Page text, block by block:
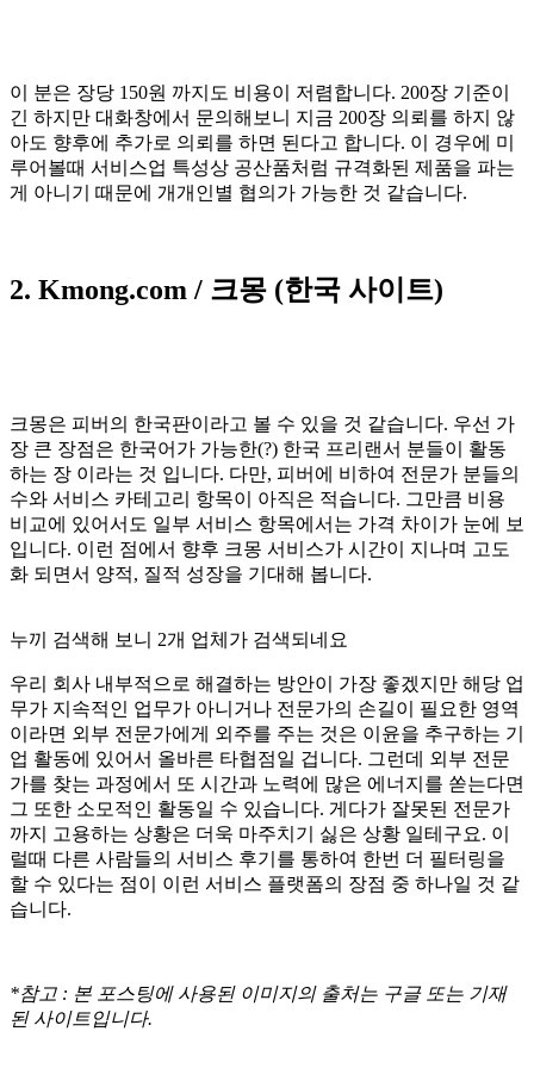
이 분은 장당 150원 까지도 비용이 저렴합니다. 200장 기준이
긴 하지만 대화창에서 문의해보니 지금 200장 의뢰를 하지 않
아도 향후에 추가로 의뢰를 하면 된다고 합니다. 이 경우에 미
루어볼때 서비스업 특성상 공산품처럼 규격화된 제품을 파는
게 아니기 때문에 개개인별 협의가 가능한 것 같습니다.
2. Kmong.com / 크몽 (한국 사이트)
크몽은 피버의 한국판이라고 볼 수 있을 것 같습니다. 우선 가
장 큰 장점은 한국어가 가능한(?) 한국 프리랜서 분들이 활동
하는 장 이라는 것 입니다. 다만, 피버에 비하여 전문가 분들의
수와 서비스 카테고리 항목이 아직은 적습니다. 그만큼 비용
비교에 있어서도 일부 서비스 항목에서는 가격 차이가 눈에 보
입니다. 이런 점에서 향후 크몽 서비스가 시간이 지나며 고도
화 되면서 양적, 질적 성장을 기대해 봅니다.
누끼 검색해 보니 2개 업체가 검색되네요
우리 회사 내부적으로 해결하는 방안이 가장 좋겠지만 해당 업
무가 지속적인 업무가 아니거나 전문가의 손길이 필요한 영역
이라면 외부 전문가에게 외주를 주는 것은 이윤을 추구하는 기
업 활동에 있어서 올바른 타협점일 겁니다. 그런데 외부 전문
가를 찾는 과정에서 또 시간과 노력에 많은 에너지를 쏟는다면
그 또한 소모적인 활동일 수 있습니다. 게다가 잘못된 전문가
까지 고용하는 상황은 더욱 마주치기 싫은 상황 일테구요. 이
럴때 다른 사람들의 서비스 후기를 통하여 한번 더 필터링을
할 수 있다는 점이 이런 서비스 플랫폼의 장점 중 하나일 것 같
습니다.
*참고 : 본 포스팅에 사용된 이미지의 출처는 구글 또는 기재
된 사이트입니다.